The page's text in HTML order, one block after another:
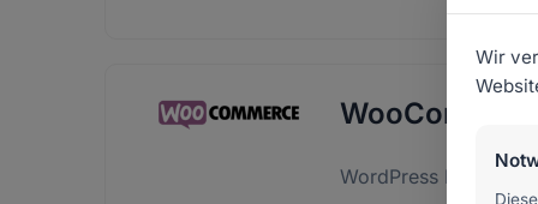
WordPress E-
Wir